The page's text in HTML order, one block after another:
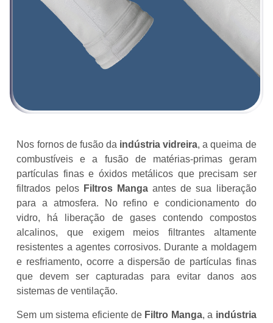
Nos fornos de fusão da indústria vidreira, a queima de
combustíveis e a fusão de matérias-primas geram
partículas finas e óxidos metálicos que precisam ser
filtrados pelos Filtros Mangaantes de sua liberação
para a atmosfera. No refino e condicionamento do
vidro, há liberação de gases contendo compostos
alcalinos, que exigem meios filtrantes altamente
resistentes a agentes corrosivos. Durante a moldagem
e resfriamento, ocorre a dispersão de partículas finas
que devem ser capturadas para evitar danos aos
sistemas de ventilação.
Sem um sistema eficiente de Filtro Manga, a indústria